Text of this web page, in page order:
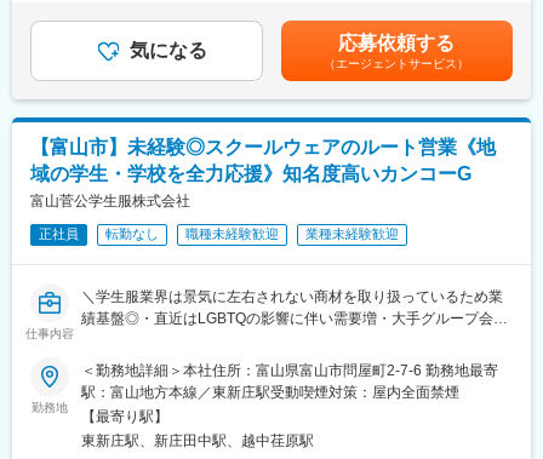
■組織体制：
・0から工場立ち上げの業務に携われます
・グローバルな業務に取り組むことができます
■就業環境：
・土日祝休、年間休日数125日に加えてイベント休暇1日があり、
比較的お休みを確保しやすいです。
・平日でもプライベートな時間を確保しやすい環境です。
・休日出勤が発生する可能性がございますが代休を取得すること
が可能ですのでご安心ください。
1917年の創業以来、100年以上にわたって企業活動を継続してい
ます。その途中には2002年の会社更生手続きという苦しい出来事
もありましたが、取引先の支援を得ながら2006年には更生法手続
きを終結し現在に至っています。会社更生手続き後株主の100%が
あります。月給(月額)は固定手当を含めた表記です。
気になる 応募依頼する
（エージェントサービス）
【富山市】未経験◎スクールウェアのルート営業《地
域の学生・学校を全力応援》知名度高いカンコーG
富山菅公学生服株式会社
正社員 転勤なし 職種未経験歓迎 業種未経験歓迎
仕事内容
＼学生服業界は景気に左右されない商材を取り扱っているため業
績基盤◎・直近はLGBTQの影響に伴い需要増・大手グループ会社
■職務概要：
県内の中学校、高校へ「KANKO（カンコー）」ブランドを中心と
したスクールウェア（制服・体操服）の提案営業を行います。学
校の教育理念、歴史、立地環境や目指す学校像、現状の課題等を
勤務地
＜勤務地詳細＞本社住所：富山県富山市問屋町2-7-6 勤務地最寄
駅：富山地方本線／東新庄駅受動喫煙対策：屋内全面禁煙
【最寄り駅】
東新庄駅、新庄田中駅、越中荏原駅